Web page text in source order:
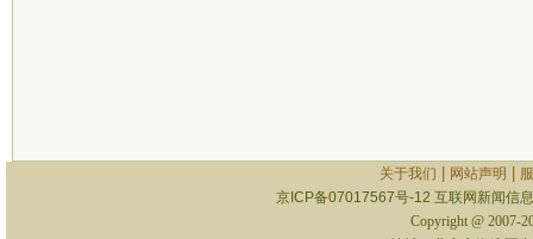
关于我们 网站声明
京ICP备07017567号-12 互联网新闻信
Copyright @ 2007-